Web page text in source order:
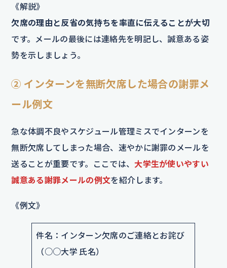
《解説》
欠席の理由と反省の気持ちを率直に伝えることが大切
です。メールの最後には連絡先を明記し、誠意ある姿
勢を示しましょう。
② インターンを無断欠席した場合の謝罪メ
ール例文
急な体調不良やスケジュール管理ミスでインターンを
無断欠席してしまった場合、速やかに謝罪のメールを
送ることが重要です。ここでは、 大学生が使いやすい
誠意ある謝罪メールの例文を紹介します。
《例文》
件名：インターン欠席のご連絡とお詫び
（○○大学 氏名）